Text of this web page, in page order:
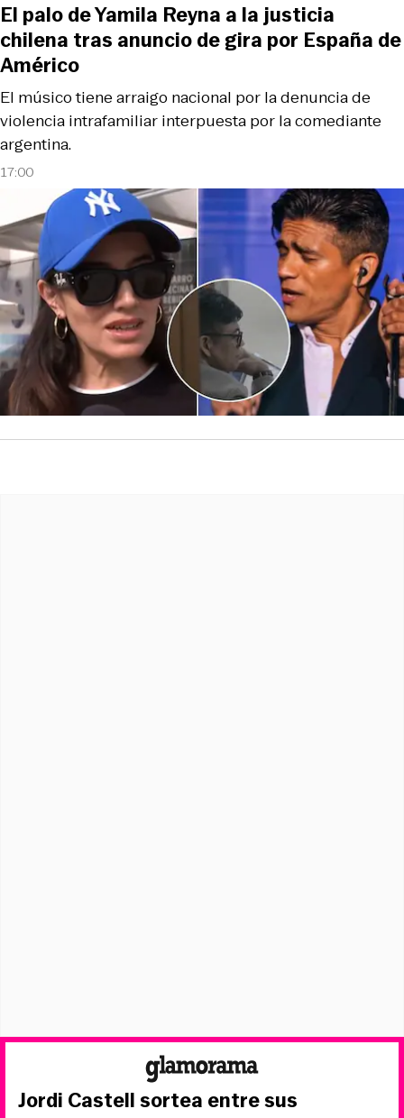
17:00
El músico tiene arraigo nacional por la denuncia de
violencia intrafamiliar interpuesta por la comediante
argentina.
El palo de Yamila Reyna a la justicia
chilena tras anuncio de gira por España de
Américo
Jordi Castell sortea entre sus